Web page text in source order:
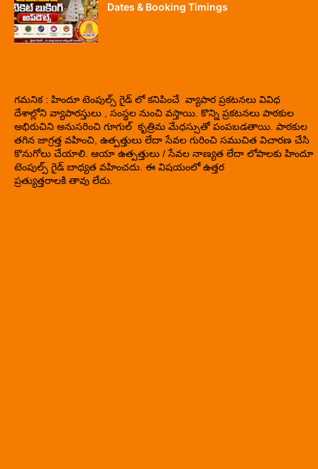
Dates & Booking Timings
గమనిక : హిందూ టెంపుల్స్ గైడ్ లో కనిపించే వ్యాపార ప్రకటనలు వివిధ
దేశాల్లోని వ్యాపారస్తులు , సంస్థల నుంచి వస్తాయి. కొన్ని ప్రకటనలు పాఠకుల
అభిరుచిని అనుసరించి గూగుల్ కృత్రిమ మేధస్సుతో పంపబడతాయి. పాఠకుల
తగిన జాగ్రత్త వహించి, ఉత్పత్తులు లేదా సేవల గురించి సముచిత విచారణ చేసి
కొనుగోలు చేయాలి. ఆయా ఉత్పత్తులు / సేవల నాణ్యత లేదా లోపాలకు హిందూ
టెంపుల్స్ గైడ్ బాధ్యత వహించదు. ఈ విషయంలో ఉత్తర
ప్రత్యుత్తరాలకి తావు లేదు.